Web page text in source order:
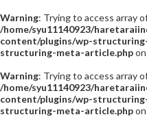
Warning: Trying to access array
/home/syu11140923/
content/plugins/wp-
structuring-meta-article.php
Warning: Trying to access array
/home/syu11140923/
content/plugins/wp-
structuring-meta-article.php